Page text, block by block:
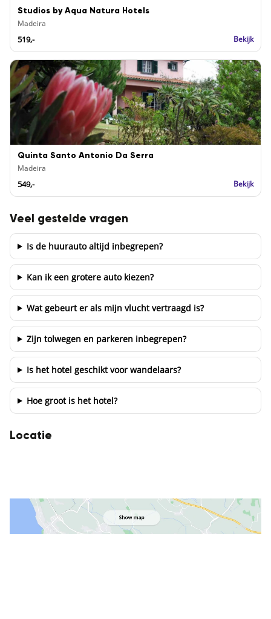
Studios by Aqua Natura Hotels
Madeira
519,- Bekijk
Quinta Santo Antonio Da Serra
Madeira
549,- Bekijk
Veel gestelde vragen
Is de huurauto altijd inbegrepen?
Kan ik een grotere auto kiezen?
Wat gebeurt er als mijn vlucht vertraagd is?
Zijn tolwegen en parkeren inbegrepen?
Is het hotel geschikt voor wandelaars?
Hoe groot is het hotel?
Locatie